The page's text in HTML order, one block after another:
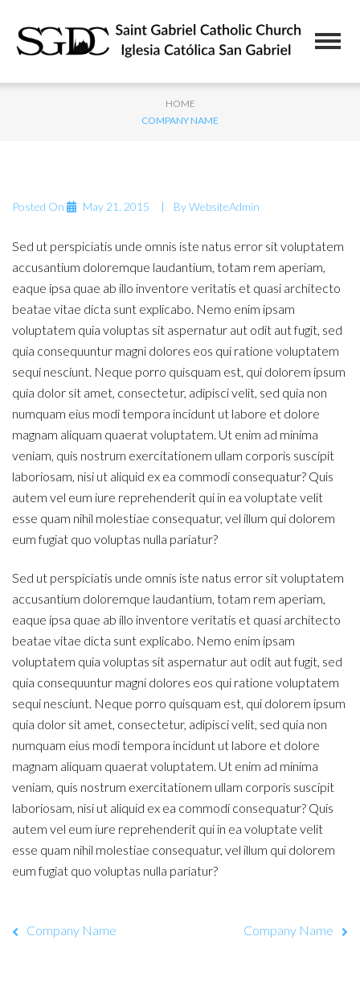
HOME
COMPANY NAME
Posted On May 21, 2015 ByWebsiteAdmin
Sed ut perspiciatis unde omnis iste natus error sit voluptatem
accusantium doloremque laudantium, totam rem aperiam,
eaque ipsa quae ab illo inventore veritatis et quasi architecto
beatae vitae dicta sunt explicabo. Nemo enim ipsam
voluptatem quia voluptas sit aspernatur aut odit aut fugit, sed
quia consequuntur magni dolores eos qui ratione voluptatem
sequi nesciunt. Neque porro quisquam est, qui dolorem ipsum
quia dolor sit amet, consectetur, adipisci velit, sed quia non
numquam eius modi tempora incidunt ut labore et dolore
magnam aliquam quaerat voluptatem. Ut enim ad minima
veniam, quis nostrum exercitationem ullam corporis suscipit
laboriosam, nisi ut aliquid ex ea commodi consequatur? Quis
autem vel eum iure reprehenderit qui in ea voluptate velit
esse quam nihil molestiae consequatur, vel illum qui dolorem
eum fugiat quo voluptas nulla pariatur?
Sed ut perspiciatis unde omnis iste natus error sit voluptatem
accusantium doloremque laudantium, totam rem aperiam,
eaque ipsa quae ab illo inventore veritatis et quasi architecto
beatae vitae dicta sunt explicabo. Nemo enim ipsam
voluptatem quia voluptas sit aspernatur aut odit aut fugit, sed
quia consequuntur magni dolores eos qui ratione voluptatem
sequi nesciunt. Neque porro quisquam est, qui dolorem ipsum
quia dolor sit amet, consectetur, adipisci velit, sed quia non
numquam eius modi tempora incidunt ut labore et dolore
magnam aliquam quaerat voluptatem. Ut enim ad minima
veniam, quis nostrum exercitationem ullam corporis suscipit
laboriosam, nisi ut aliquid ex ea commodi consequatur? Quis
autem vel eum iure reprehenderit qui in ea voluptate velit
esse quam nihil molestiae consequatur, vel illum qui dolorem
eum fugiat quo voluptas nulla pariatur?
Company Name Company Name